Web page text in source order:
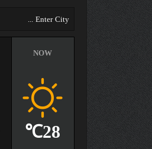
NOW
28℃